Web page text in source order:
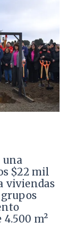
una
$22 mil
viviendas
m²